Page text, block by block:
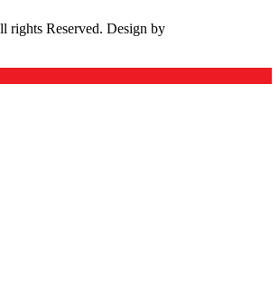
rights Reserved. Design by